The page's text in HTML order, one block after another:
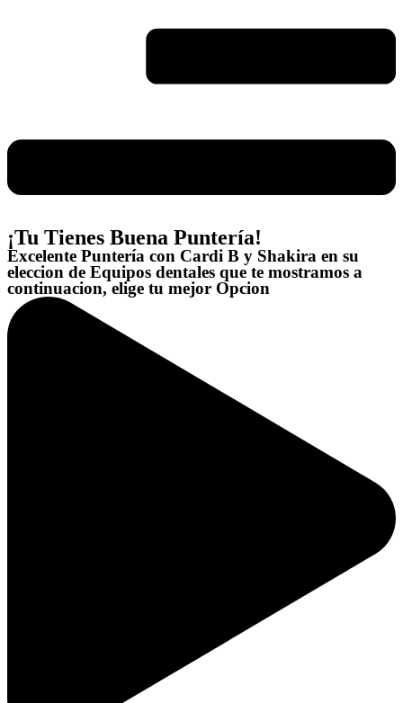
¡Tu Tienes Buena Puntería!
Excelente Puntería con Cardi B y Shakira en su
eleccion de Equipos dentales que te mostramos a
continuacion, elige tu mejor Opcion